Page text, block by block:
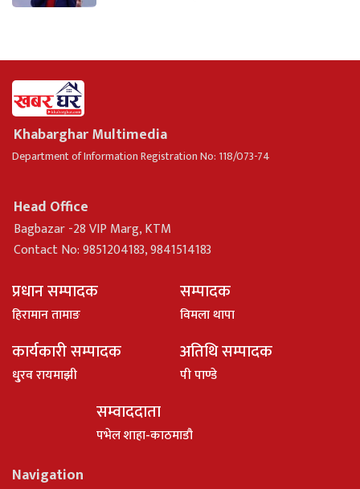
Khabarghar Multimedia
Department of Information Registration No: 118/073-74
Head Office
Bagbazar -28 VIP Marg, KTM
Contact No: 9851204183, 9841514183
प्रधान सम्पादक
हिरामान तामाङ
सम्पादक
विमला थापा
कार्यकारी सम्पादक
धु्रव रायमाझी
अतिथि सम्पादक
पी पाण्डे
सम्वाददाता
पभेल शाहा-काठमाडौ
Navigation